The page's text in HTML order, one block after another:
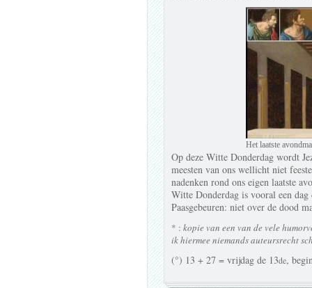
Het laatste
Op deze Witte Donderdag wordt
meesten van ons wellicht niet
nadenken rond ons eigen laatste
Witte Donderdag is vooral een
Paasgebeuren: niet over de dood
* : kopie van een van de vele
ik hiermee niemands auteursrecht
(°) 13 + 27 = vrijdag de 13de,